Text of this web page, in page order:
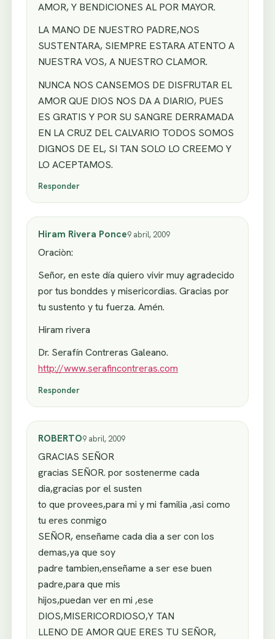
AMOR, Y BENDICIONES AL POR MAYOR.
LA MANO DE NUESTRO PADRE,NOS
SUSTENTARA, SIEMPRE ESTARA ATENTO A
NUESTRA VOS, A NUESTRO CLAMOR.
NUNCA NOS CANSEMOS DE DISFRUTAR EL
AMOR QUE DIOS NOS DA A DIARIO, PUES
ES GRATIS Y POR SU SANGRE DERRAMADA
EN LA CRUZ DEL CALVARIO TODOS SOMOS
DIGNOS DE EL, SI TAN SOLO LO CREEMO Y
LO ACEPTAMOS.
Responder
Hiram Rivera Ponce9 abril, 2009
Oraciòn:
Señor, en este día quiero vivir muy agradecido
por tus bonddes y misericordias. Gracias por
tu sustento y tu fuerza. Amén.
Hiram rivera
Dr. Serafín Contreras Galeano.
http://www.serafincontreras.com
Responder
ROBERTO9 abril, 2009
GRACIAS SEÑOR
gracias SEÑOR. por sostenerme cada
dia,gracias por el susten
to que provees,para mi y mi familia ,asi como
tu eres conmigo
SEÑOR, enseñame cada dia a ser con los
demas,ya que soy
padre tambien,enseñame a ser ese buen
padre,para que mis
hijos,puedan ver en mi ,ese
DIOS,MISERICORDIOSO,Y TAN
LLENO DE AMOR QUE ERES TU SEÑOR,